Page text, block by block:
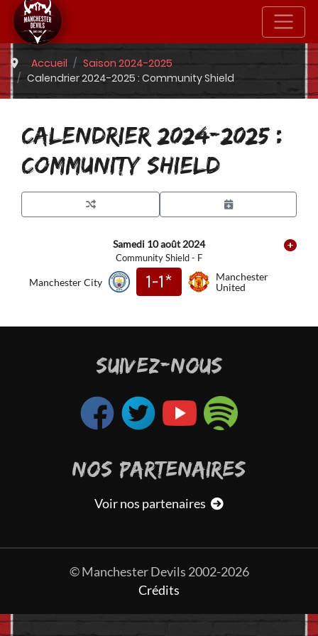
Accueil
Saison 2024-2025
Calendrier 2024-2025 : Community Shield
CALENDRIER 2024-2025 :
COMMUNITY SHIELD
Samedi 10 août 2024
Community Shield - F
Manchester City 1-1*
Manchester
United
SUIVEZ-NOUS
NOS PARTENAIRES
Voir nos partenaires
© Manchester Devils 2002-2026
Crédits